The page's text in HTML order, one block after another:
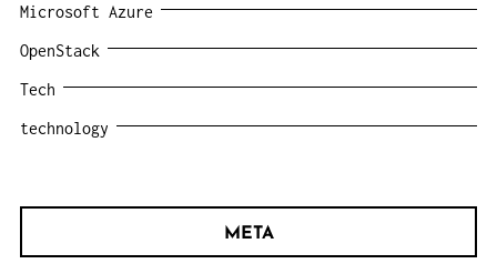
Microsoft Azure
OpenStack
Tech
technology
META